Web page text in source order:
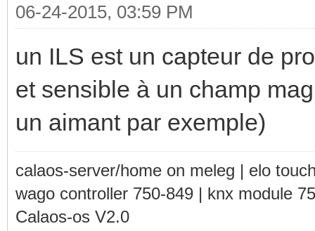
06-24-2015, 03:59 PM
un ILS est un capteur de
et sensible à un champ
un aimant par exemple)
calaos-server/home on meleg | elo
wago controller 750-849 | knx module
Calaos-os V2.0